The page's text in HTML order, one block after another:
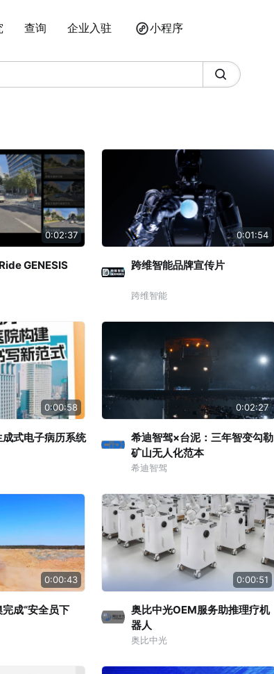
查询 企业入驻 小程序
0:02:37
GENESIS
0:01:54
跨维智能品牌宣传片
跨维智能
0:00:58
式电子病历系统
0:02:27
希迪智驾×台泥：三年智变勾勒
矿山无人化范本
希迪智驾
0:00:43
成“安全员下
0:00:51
奥比中光OEM服务助推理疗机
器人
奥比中光